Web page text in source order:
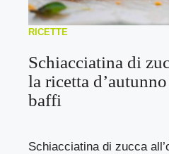
RICETTE
Schiacciatina di
la ricetta
baffi
Schiacciatina di zucca